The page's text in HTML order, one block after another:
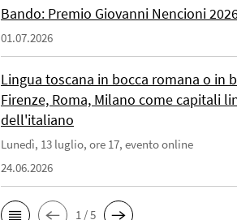
Bando: Premio Giovanni Nencioni
01.07.2026
Lingua toscana in bocca romana o in
Firenze, Roma, Milano come capitali
dell'italiano
Lunedì, 13 luglio, ore 17, evento online
24.06.2026
1 / 5